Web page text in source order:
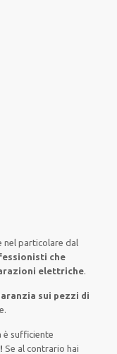
nel particolare dal
che
elettriche.
sui pezzi di
è sufficiente
Se al contrario hai